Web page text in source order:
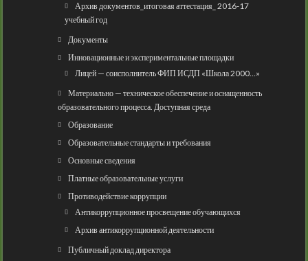
Архив документов_итоговая аттестация_ 2016-17
учебный год
Документы
Инновационные и экспериментальные площадки
Лицей — соисполнитель ФИП ИСДП «Школа 2000…»
Материально — техническое обеспечение и оснащенность
образовательного процесса. Доступная среда
Образование
Образовательные стандарты и требования
Основные сведения
Платные образовательные услуги
Противодействие коррупции
Антикоррупционное просвещение обучающихся
Архив антикоррупционной деятельности
Публичный доклад директора